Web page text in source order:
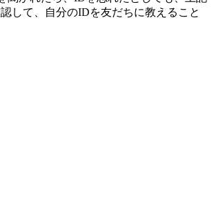
して、自分のIDを友だちに教えること